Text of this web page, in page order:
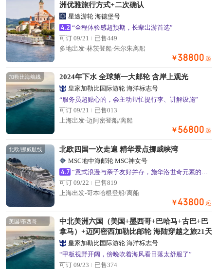
洲优雅旅行方式+二次确认
星途游轮 海德堡号
4.2 “全程体验感超预期，长辈出游首选”
可订 09/21
已售449
多地出发-林茨登船-朱尔朱离船
￥ 38800 起
加勒比海航线 2024年下水 全球第一大邮轮 含岸上观光
皇家加勒比国际游轮 海洋标志号
“服务员超贴心的，会主动帮忙提行李、讲解设施”
可订 09/21
已售013
上海出发-迈阿密登船/离船
￥ 56800 起
北欧/挪威航线 北欧四国一次走遍 精华景点挪威峡湾
MSC地中海邮轮 MSC神女号
4.7
可订 09/22
已售819
上海出发-哥本哈根登船/离船
￥43800 起
中北美洲六国（美国+墨西哥+巴哈马+古巴+巴
拿马）+迈阿密西加勒比邮轮 海陆穿越之旅21天
皇家加勒比国际游轮 海洋标志号
“甲板视野开阔，傍晚吹着海风看日落太舒服了”
可订 09/23
已售374